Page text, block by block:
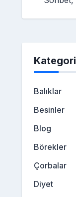
Balıklar
Besinler
Blog
Börekler
Çorbalar
Diyet